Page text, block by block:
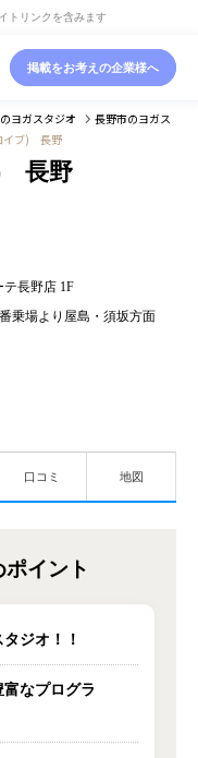
トリンクを含みます
掲載をお考えの企業様へ
のヨガスタジオ 長野市のヨガス
イブ) 長野
長野
テ長野店 1F
乗場より屋島・須坂方面
口コミ 地図
イント
ジオ！！
なプログラ